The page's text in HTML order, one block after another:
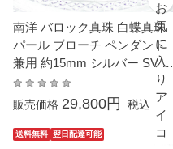
南洋 バロック真珠 白蝶真珠
パール ブローチ ペンダント
兼用 約15mm シルバー SV 大
粒 真珠 結婚式 冠婚葬祭 プレ
ゼント 本真珠 カジュアル 6
月誕生石 金属アレルギー対
応
販売価格 29,800円 税込
送料無料 翌日配達可能